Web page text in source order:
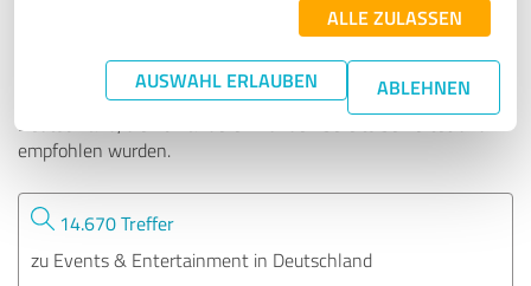
ALLE ZULASSEN
AUSWAHL ERLAUBEN ABLEHNEN
Tipp: Die passenden Experten finden - mit
dem ExpertCompass
Fordern Sie kostenlos Angebote an, von Dienstleistern in ganz
Deutschland, die von anderen Kunden bereits bewertet und
empfohlen wurden.
14.670 Treffer
zu Events & Entertainment in Deutschland